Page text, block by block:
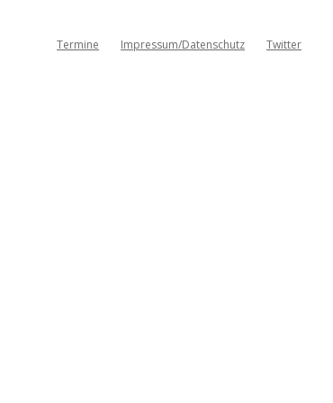
Termine Impressum/Datenschutz Twitter